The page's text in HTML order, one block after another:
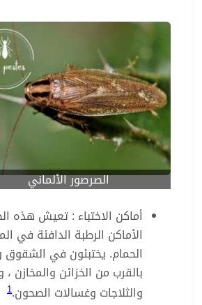
الصرصور الألماني
أماكن الاختباء : تعيش هذه
الأماكن الرطبة الدافئة في
الحمام. يختبئون في
بالقرب من الخزائن والمخازن
والثلاجات وغسالات الصحون.1